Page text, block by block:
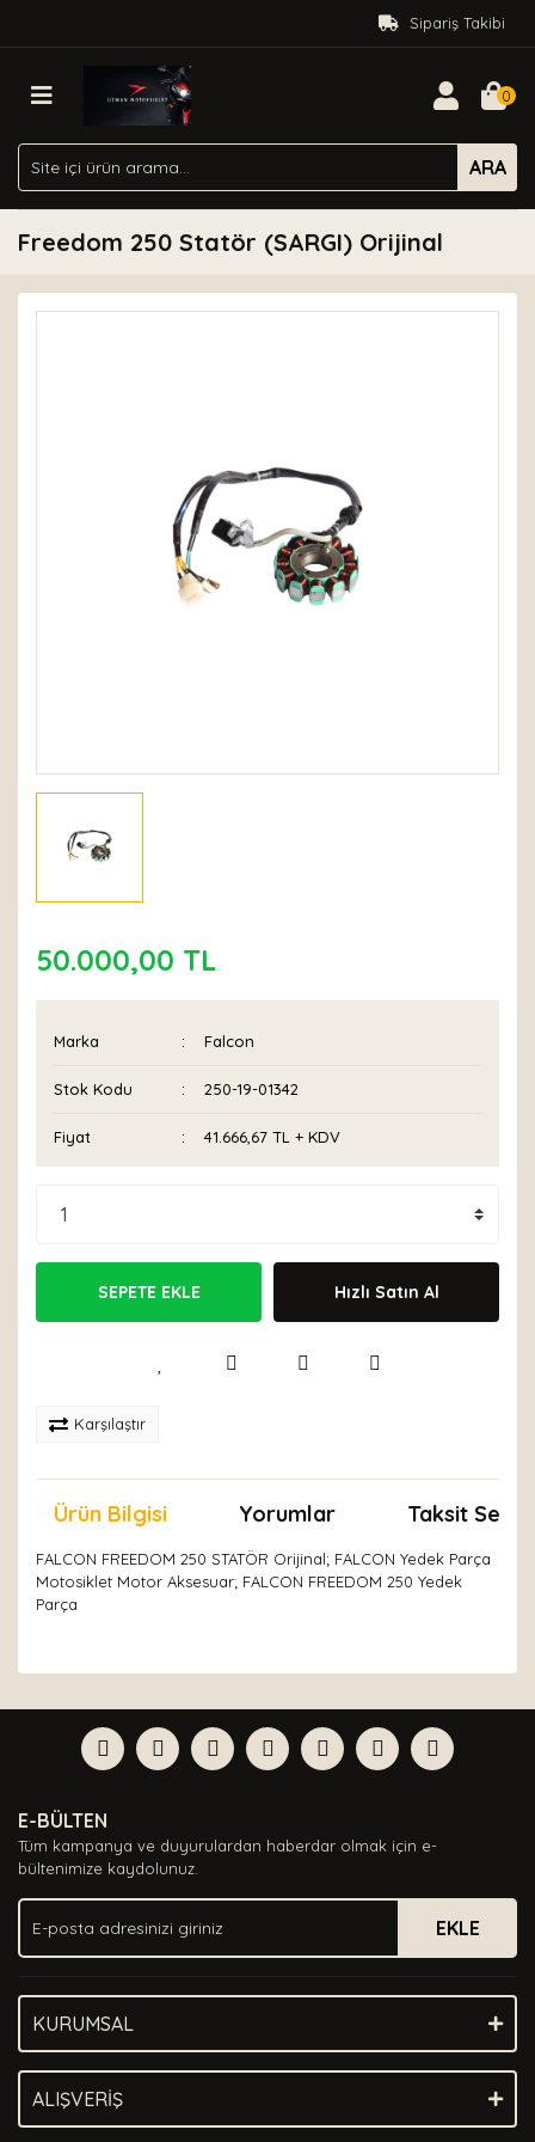
Sipariş Takibi
ARA
0
Freedom 250 Statör (SARGI) Orijinal
50.000,00 TL
Marka Falcon
Stok Kodu 250-19-01342
Fiyat 41.666,67 TL + KDV
SEPETE EKLE Hızlı Satın Al
Karşılaştır
Ürün Bilgisi Yorumlar Taksit
FALCON FREEDOM 250 STATÖR Orijinal; FALCON Yedek Parça
Motosiklet Motor Aksesuar; FALCON FREEDOM 250 Yedek
Parça
Yorum Yaz
formunu kullanarak tarafımıza iletebilirsiniz.
Görüş ve önerileriniz için teşekkür ederiz.
Ürün açıklamasında eksik bilgiler bulunuyor.
Ürün bilgilerinde hatalar bulunuyor.
Ürün fiyatı diğer sitelerden daha pahalı.
Bu ürüne benzer farklı alternatifler olmalı.
E-BÜLTEN
Tüm kampanya ve duyurulardan haberdar olmak için e-
bültenimize kaydolunuz.
EKLE
KURUMSAL
ALIŞVERİŞ